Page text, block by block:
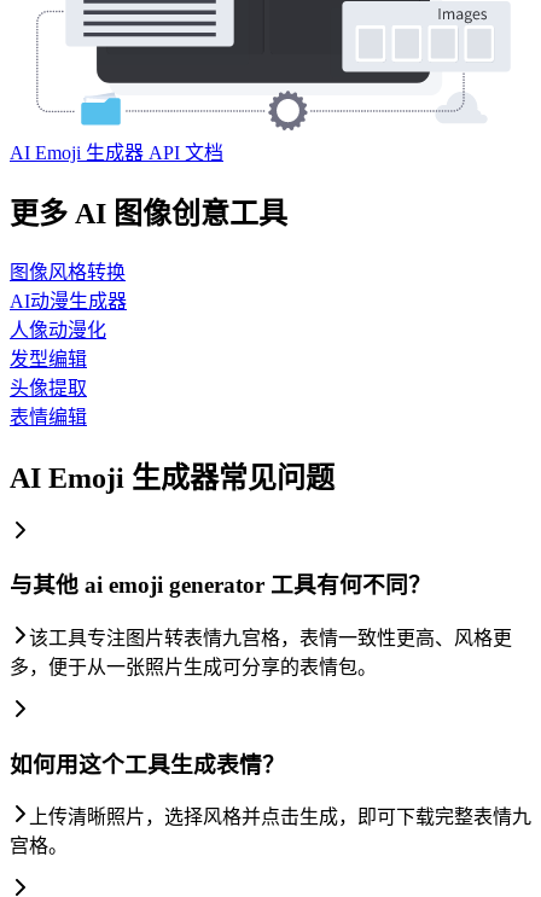
AI Emoji 生成器 API 文档
更多 AI 图像创意工具
图像风格转换
AI动漫生成器
人像动漫化
发型编辑
头像提取
表情编辑
AI Emoji 生成器常见问题
与其他 ai emoji generator 工具有何不同？
该工具专注图片转表情九宫格，表情一致性更高、风格更
多，便于从一张照片生成可分享的表情包。
如何用这个工具生成表情？
上传清晰照片，选择风格并点击生成，即可下载完整表情九
宫格。